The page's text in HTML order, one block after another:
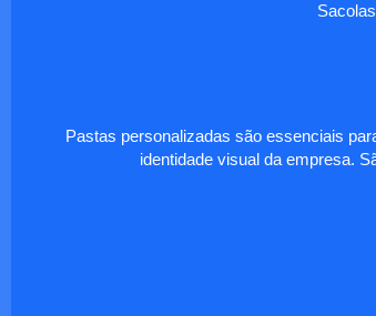
Pastas personalizadas são essenciais
identidade visual da empresa.